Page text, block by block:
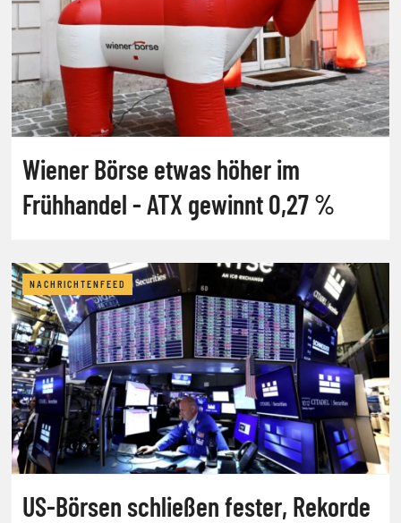
Wiener Börse etwas höher im
Frühhandel - ATX gewinnt 0,27 %
NACHRICHTENFEED
US-Börsen schließen fester, Rekorde